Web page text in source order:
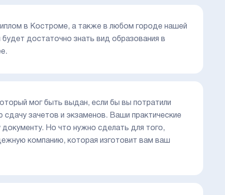
в Костроме, а также в любом городе нашей
достаточно знать вид образования в
мог быть выдан, если бы вы потратили
сдачу зачетов и экзаменов. Ваши практические
документу. Но что нужно сделать для того,
компанию, которая изготовит вам ваш